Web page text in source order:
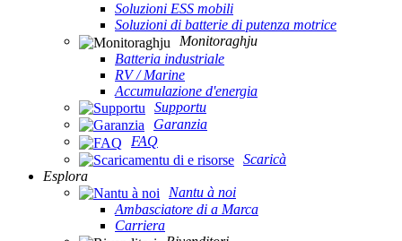
Soluzioni ESS mobili
Soluzioni di batterie di putenza motrice
Monitoraghju
Batteria industriale
RV / Marine
Accumulazione d'energia
Supportu
Garanzia
FAQ
Scaricà
Esplora
Nantu à noi
Ambasciatore di a Marca
Carriera